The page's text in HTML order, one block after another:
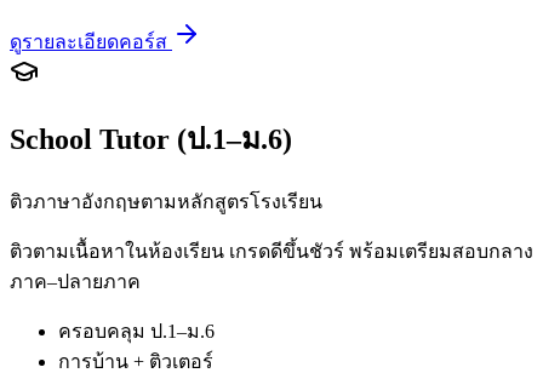
ดูรายละเอียดคอร์ส
School Tutor (ป.1–ม.6)
ติวภาษาอังกฤษตามหลักสูตรโรงเรียน
ติวตามเนื้อหาในห้องเรียน เกรดดีขึ้นชัวร์ พร้อมเตรียมสอบกลาง
ภาค–ปลายภาค
ครอบคลุม ป.1–ม.6
การบ้าน + ติวเตอร์